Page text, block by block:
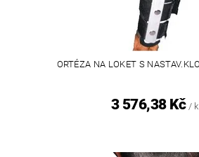
ORTÉZA NA LOKET S
3 576,38 Kč /